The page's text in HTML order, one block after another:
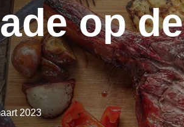
op de
2023